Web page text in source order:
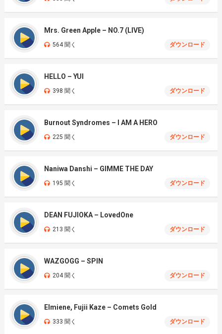
Mrs. Green Apple – NO.7 (LIVE)
564 聞く ダウンロード
HELLO – YUI
398 聞く ダウンロード
Burnout Syndromes – I AM A HERO
225 聞く ダウンロード
Naniwa Danshi – GIMME THE DAY
195 聞く ダウンロード
DEAN FUJIOKA – LovedOne
213 聞く ダウンロード
WAZGOGG – SPIN
204 聞く ダウンロード
Elmiene, Fujii Kaze – Comets Gold
333 聞く ダウンロード